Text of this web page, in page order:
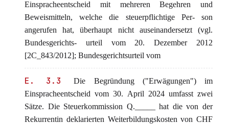
Einspracheentscheid mit mehreren Begehren und
Beweismitteln, welche die steuerpflichtige Per- son
angerufen hat, überhaupt nicht auseinandersetzt (vgl.
Bundesgerichts- urteil vom 20. Dezember 2012
[2C_843/2012]; Bundesgerichtsurteil vom
E. 3.3
Die Begründung ("Erwägungen") im
Einspracheentscheid vom 30. April 2024 umfasst zwei
Sätze. Die Steuerkommission Q._____ hat die von der
Rekurrentin deklarierten Weiterbildungskosten von CHF